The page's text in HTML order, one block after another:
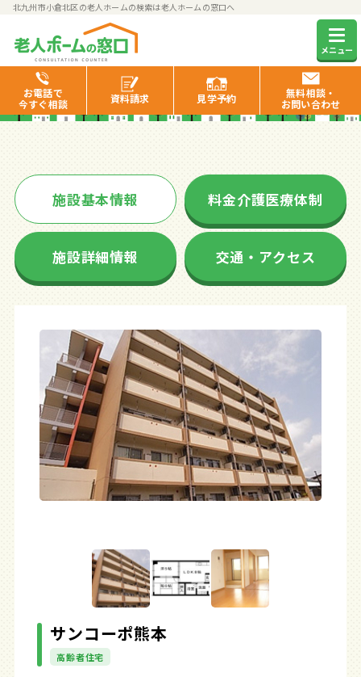
北九州市小倉北区の老人ホームの検索は老人ホームの窓口へ
メニュー
お電話で
今すぐ相談
資料請求 見学予約
無料相談・
お問い合わせ
サンコーポ熊本
施設基本情報 料金介護医療体制
施設詳細情報 交通・アクセス
サンコーポ熊本
高齢者住宅